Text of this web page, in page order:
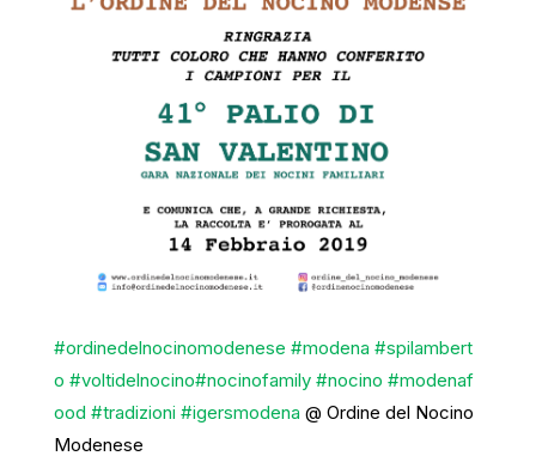
#ordinedelnocinomodenese #modena #spilambert
o #voltidelnocino#nocinofamily #nocino #modenaf
ood #tradizioni #igersmodena @ Ordine del Nocino
Modenese